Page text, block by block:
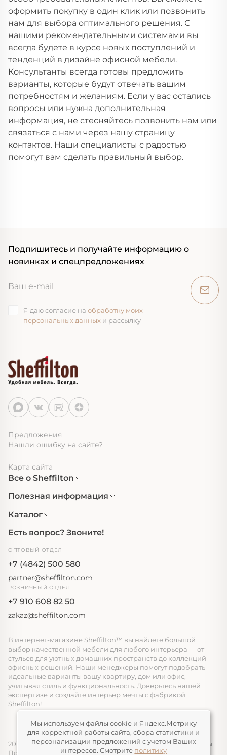
оформить покупку в один клик или позвонить
нам для выбора оптимального решения. С
нашими рекомендательными системами вы
всегда будете в курсе новых поступлений и
тенденций в дизайне офисной мебели.
Консультанты всегда готовы предложить
варианты, которые будут отвечать вашим
потребностям и желаниям. Если у вас остались
вопросы или нужна дополнительная
информация, не стесняйтесь позвонить нам или
связаться с нами через нашу страницу
контактов. Наши специалисты с радостью
помогут вам сделать правильный выбор.
Подпишитесь и получайте информацию о
новинках и спецпредложениях
Я даю согласие на обработку моих
персональных данных и рассылку
Предложения
Нашли ошибку на сайте?
Карта сайта
Все о Sheffilton
Полезная информация
Каталог
Есть вопрос? Звоните!
ОПТОВЫЙ ОТДЕЛ
+7 (4842) 500 580
partner@sheffilton.com
РОЗНИЧНЫЙ ОТДЕЛ
+7 910 608 82 50
zakaz@sheffilton.com
В интернет-магазине Sheffilton™ вы найдете большой
выбор качественной мебели для любого интерьера — от
стульев для уютных домашних пространств до коллекций
офисных решений. Наши менеджеры помогут подобрать
идеальные варианты вашу квартиру, дом или офис,
учитывая стиль и функциональность. Доверьтесь нашей
экспертизе и создайте интерьер мечты с фабрикой
Sheffilton!
2014-2026, ООО «ЭЛМАТ», Sheffilton™ Все права защищены
Политика конфиденциальности
Мы используем файлы cookie и Яндекс.Метрику
для корректной работы сайта, сбора статистики и
персонализации предложений с учетом Ваших
интересов. Смотрите политику